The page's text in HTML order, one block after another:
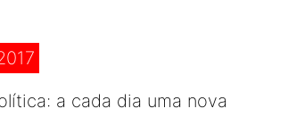
a cada dia uma nova